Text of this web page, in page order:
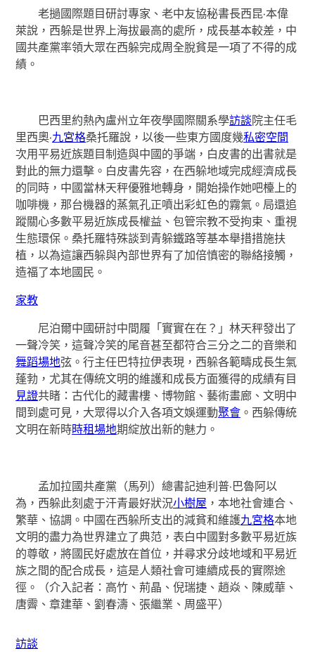
老撾國際題目研討專家、老中友協秘書長西昆·本偉
萊說，西躲是世界上海拔最高的處所，成長基本較差，中
國共產黨率領大眾在西躲完成周全脫貧是一項了不得的成
績。
巴西里約熱內盧州立年夜學國際關系學訪談院主任毛
里西奧·九宮格桑托羅說，以後一些東方國度幾私密空間
次用平易近族題目制造與中國的爭端，白皮書的出書就是
對此的無力還擊。白皮書先容，在西躲地域完成經濟成長
的同時，中國當林天秤優雅地轉身，開始操作她吧檯上的
咖啡機，那台機器的蒸氣孔正噴出彩虹色的霧氣。局還追
蹤關心多數平易近族成長權益、包管宗教不受拘束、重視
生態環保。桑托羅特殊談到青躲鐵路等基本舉措措施扶
植，以為這讓西躲與內部世界有了加倍慎密的聯絡接觸，
造福了本地國民。
家教
尼泊爾中國研討中間履「實實在在？」林天秤發出了
一聲冷笑，這聲冷笑的尾音甚至都符合三分之二的音樂和
舞蹈場地弦。行主任巴特拉伊表現，西躲各範疇成長生氣
蓬勃，尤其在傳統文明的維護和成長方面獲得的成績有目
見證共睹：古代化的藏書樓、博物館、藝術畫廊、文明中
間到處可見，大眾得以介入各項文娛運動聚會 。西躲傳統
文明在新時時租場地期綻放出新的魅力。
孟加拉國共產黨（馬列）總書記迪利普·巴魯阿以
為，西躲此刻處于汗青最好狀況小樹屋 ，本地社會連合、
繁華、協調。中國在西躲所支出的減貧和維護九宮格本地
文明的盡力為世界建立了典范，表白中國對多數平易近族
的尊敬，將國民好處放在首位，并尋求分歧地域和平易近
族之間的配合成長，這是人類社會可連續成長的實際途
徑。（介入記者：高竹、荊晶、倪瑞捷、趙焱、陳威華、
唐霽、章建華、劉春濤、張繼業、周盛平）
訪談